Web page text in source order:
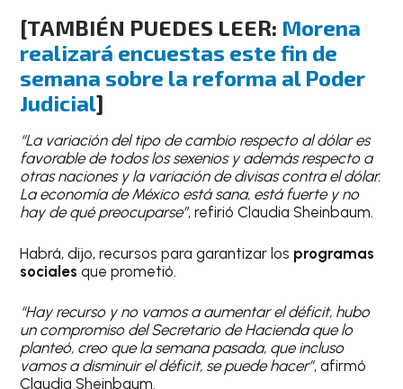
[TAMBIÉN PUEDES LEER: Morena
realizará encuestas este fin de
semana sobre la reforma al Poder
Judicial]
“La variación del tipo de cambio respecto al dólar es
favorable de todos los sexenios y además respecto a
otras naciones y la variación de divisas contra el dólar.
La economía de México está sana, está fuerte y no
hay de qué preocuparse”, refirió Claudia Sheinbaum.
Habrá, dijo, recursos para garantizar los programas
socialesque prometió.
“Hay recurso y no vamos a aumentar el déficit, hubo
un compromiso del Secretario de Hacienda que lo
planteó, creo que la semana pasada, que incluso
vamos a disminuir el déficit, se puede hacer”, afirmó
Claudia Sheinbaum.